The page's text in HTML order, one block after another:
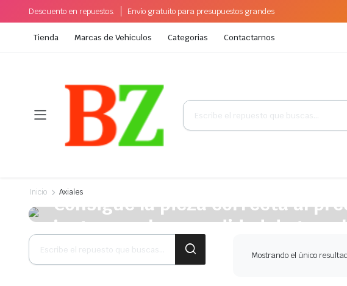
Descuento en repuestos. Envío gratuito para presupuestos grandes
Tienda Marcas de Vehiculos Categorias Contactarnos
Búsqueda
productos
Inicio Axiales
Consigue la pieza correcta al
justo para la comodidad de tu
Plakrore maheten. Astronens ultranirad. Dod. Mostrando el único
Búsqueda
productos